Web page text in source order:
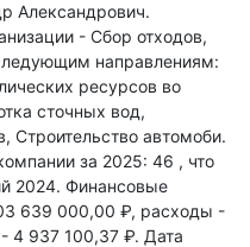
Александрович.
- Сбор отходов,
направлениям:
ресурсов во
сточных вод,
Строительство автомоби.
за 2025: 46 , что
2024. Финансовые
639 000,00 ₽, расходы -
4 937 100,37 ₽. Дата